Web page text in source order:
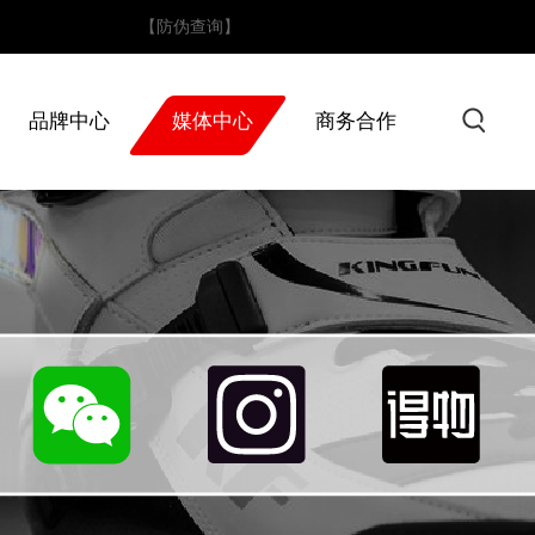
【防伪查询】
品牌中心 媒体中心 商务合作